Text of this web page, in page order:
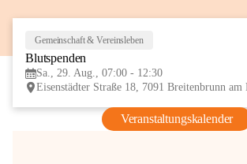
Gemeinschaft & Vereinsleben
Blutspenden
Sa., 29. Aug., 07:00 - 12:30
Veranstaltungskalender